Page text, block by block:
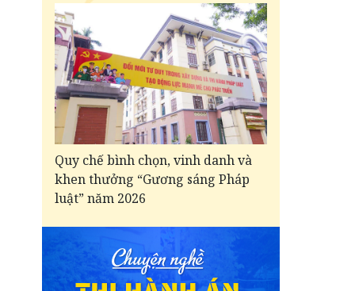
Quy chế bình chọn, vinh danh và
khen thưởng “Gương sáng Pháp
luật” năm 2026